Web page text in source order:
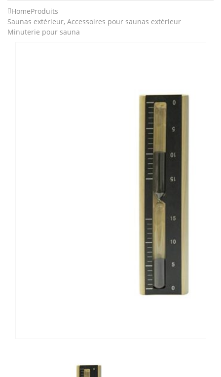
HomeProduits
Saunas extérieur, Accessoires pour saunas extérieur
Minuterie pour sauna